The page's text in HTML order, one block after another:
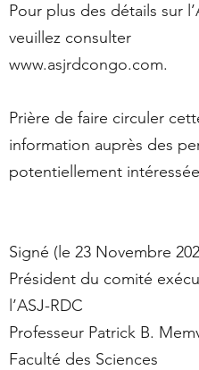
Pour plus des détails sur
veuillez consulter
www.asjrdcongo.com.
Prière de faire circuler
information auprès des
potentiellement
Signé (le 23 Novembre
Président du comité
l’ASJ-RDC
Professeur Patrick B.
Faculté des Sciences